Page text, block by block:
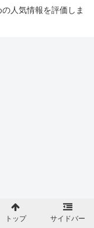
人気情報を評価しま
トップ サイドバー